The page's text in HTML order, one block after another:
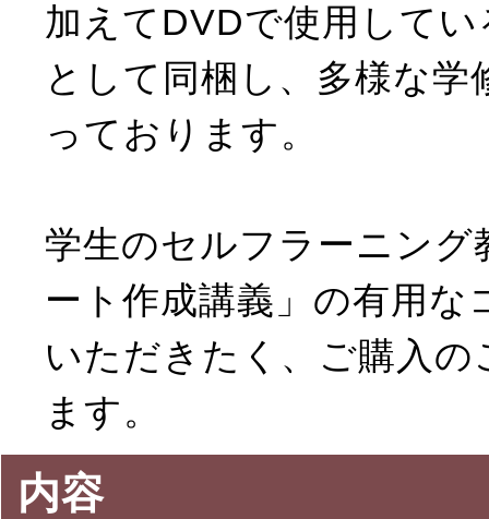
加えてDVDで使用して
として同梱し、多様な
っております。
学生のセルフラーニン
ート作成講義」の有用
いただきたく、ご購入
ます。
内容